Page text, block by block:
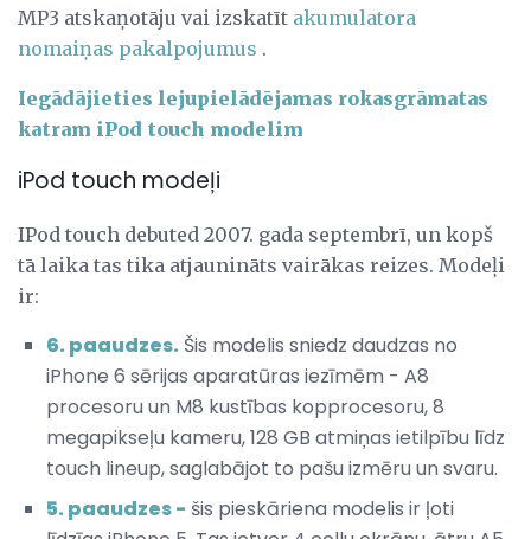
MP3 atskaņotāju vai izskatīt akumulatora
nomaiņas pakalpojumus .
Iegādājieties lejupielādējamas rokasgrāmatas
katram iPod touch modelim
iPod touch modeļi
IPod touch debuted 2007. gada septembrī, un kopš
tā laika tas tika atjaunināts vairākas reizes. Modeļi
ir:
6. paaudzes. Šis modelis sniedz daudzas no
iPhone 6 sērijas aparatūras iezīmēm - A8
procesoru un M8 kustības kopprocesoru, 8
megapikseļu kameru, 128 GB atmiņas ietilpību līdz
touch lineup, saglabājot to pašu izmēru un svaru.
5. paaudzes - šis pieskāriena modelis ir ļoti